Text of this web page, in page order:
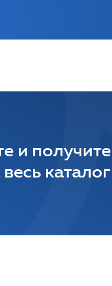
и получите
каталог